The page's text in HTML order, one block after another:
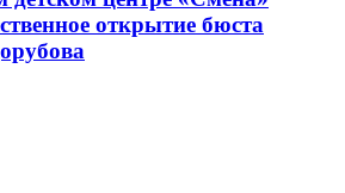
открытие бюста